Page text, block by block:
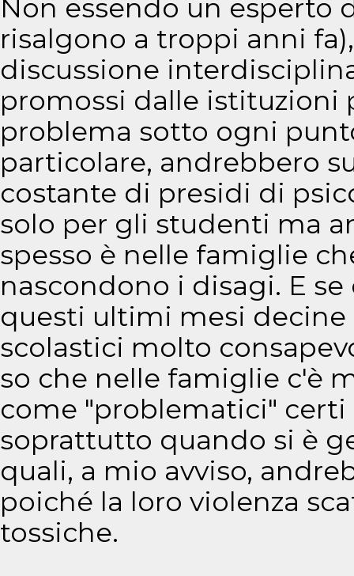
Non essendo un esperto
risalgono a troppi anni
discussione
promossi dalle istituzioni
problema sotto ogni
particolare, andrebbero
costante di presidi di
solo per gli studenti ma
spesso è nelle famiglie
nascondono i disagi. E
questi ultimi mesi
scolastici molto
so che nelle famiglie c'è
come "problematici"
soprattutto quando si è
quali, a mio avviso,
poiché la loro violenza
tossiche.